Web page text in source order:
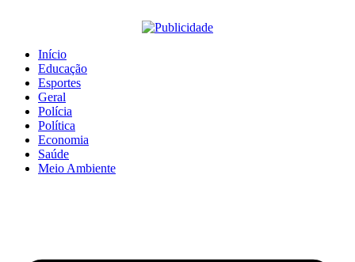
Início
Educação
Esportes
Geral
Polícia
Política
Economia
Saúde
Meio Ambiente